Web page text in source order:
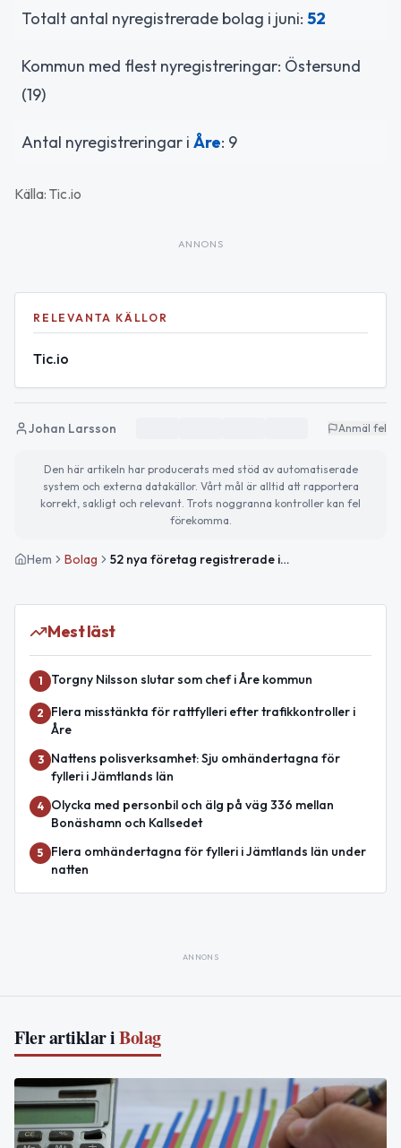
Totalt antal nyregistrerade bolag i juni: 52
Kommun med flest nyregistreringar: Östersund
(19)
Antal nyregistreringar i Åre: 9
Källa: Tic.io
ANNONS
RELEVANTA KÄLLOR
Tic.io
Johan Larsson Anmäl fel
Den här artikeln har producerats med stöd av automatiserade
system och externa datakällor. Vårt mål är alltid att rapportera
korrekt, sakligt och relevant. Trots noggranna kontroller kan fel
förekomma.
Hem Bolag 52 nya företag registrerade i Jämtland — 9 i Åre i juni 2026
Mest läst
1 Torgny Nilsson slutar som chef i Åre kommun
2
Flera misstänkta för rattfylleri efter trafikkontroller i
Åre
3
Nattens polisverksamhet: Sju omhändertagna för
fylleri i Jämtlands län
4
Olycka med personbil och älg på väg 336 mellan
Bonäshamn och Kallsedet
5
Flera omhändertagna för fylleri i Jämtlands län under
natten
ANNONS
Fler artiklar iBolag